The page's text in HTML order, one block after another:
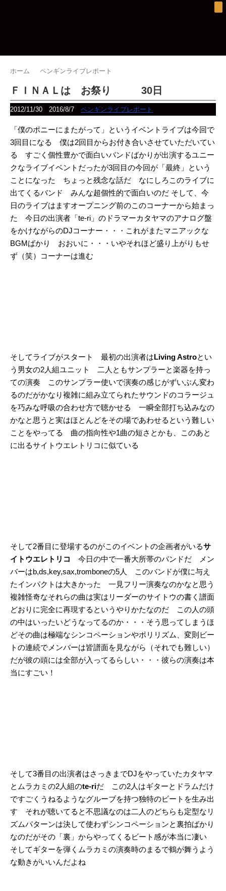
ホーム ペンギンライブレポート
ＦＩＮＡＬは お祭り 30日
2012/11/30 2016/8/7 ペンギンライブレポート
「僕のポニーにまたがって」というイベントライブは今回で
3回目になる 僕は2回目からお付き合いさせていただいてい
る すごく個性豊かで面白いバンドばかりが出演するユニー
クなライブイベントだったが3回目の今回が「最終」という
ことになった ちょっと残念な話だ なにしろこのライブに
出てくるバンド みんな超個性的で面白いのだ そして、今
日のライブはますオープニング前のこのコーナーから始まっ
た 今日の出演者「te-ri」のドラマーカタヤマのアナログ盤
をかけながらのDJコーナー・・・これがまたマニアックな
BGMばかり おおいに・・・いやそれほど盛り上がりもせ
ず（笑）コーナーは進む
そしてライブがスタート 最初の出演者はLiving Astroとい
う男女の2人組ユニット 二人ともサンプラーと楽器を持っ
ての演奏 このサンプラー使いで演奏の感じがずいぶん変わ
るのだがかなり複雑に組み立てられたサウンドのコラージュ
を巧みな呼吸の合わせ方で聴かせる 一瞬全部打ち込みなの
かなと思うと実はほとんどをその場であわせるという難しい
ことをやってる 曲の指向性や1曲の短さとかも、このあと
に出るサイトウエレトリコに似ている
そして2番目に登場するのがこのイベントの企画者がいるサ
イトウエレトリコ
今日の中で一番大所帯のバンドだ メン
バーはb,ds,key,sax,tromboneの5人 このバンドが僕に与え
たインパクトは大きかった 一見フリー演奏なのかなと思う
複雑怪奇なそれらの曲は実はリーダーのサイトウの書く譜面
どおりに完全に再現するというやりかたなのだ この人の頭
の中はいったいどうなってるのか・・・そう思ってしまうほ
どその曲は極端なシンコペーションやポリリズム、変則ビー
トの連続でメンバーは皆譜面を見ながら（それでも難しい）
だが彼の頭には全部が入ってるらしい・・・彼らの演奏は本
当にすごい！
そして3番目の出演者はさっきまでDJをやっていたカタヤマ
とムラカミの2人組のte-riだ この2人はギターとドラムだけ
ですごくうねるようなグルーブを持つ独特のビートを生み出
す それが聴いてると不思議なのは二人のどちらも定型なリ
ズムパターンは決して使わずシンコペーションと裏拍ばかり
なのだがその「裏」からやってくるビート感が本当に凄い
そしてギターを弾くムラカミの演奏時のまるで鶴が舞うよう
な動きがいいんだよね